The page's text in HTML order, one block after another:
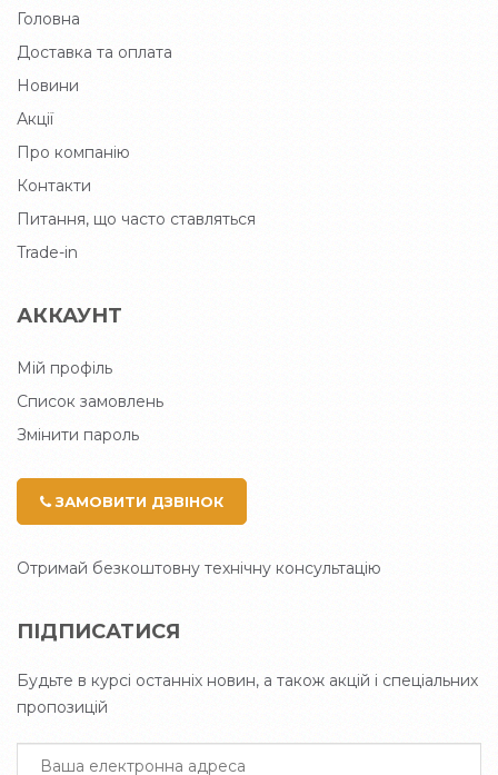
Головна
Доставка та оплата
Новини
Акції
Про компанію
Контакти
Питання, що часто ставляться
Trade-in
АККАУНТ
Мій профіль
Список замовлень
Змінити пароль
ЗАМОВИТИ ДЗВІНОК
Отримай безкоштовну технічну консультацію
ПІДПИСАТИСЯ
Будьте в курсі останніх новин, а також акцій і спеціальних
пропозицій